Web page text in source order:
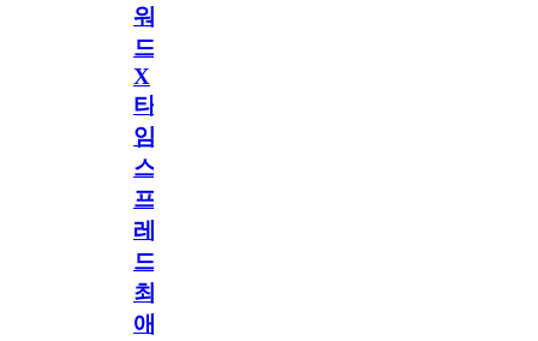
워
드
X
타
임
스
프
레
드]
최
애